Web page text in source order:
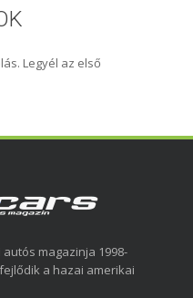
Legyél az első
magazinja 1998-
a hazai amerikai